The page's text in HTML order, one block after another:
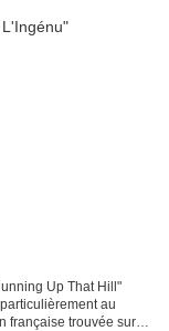
Up That Hill"
au
française trouvée sur